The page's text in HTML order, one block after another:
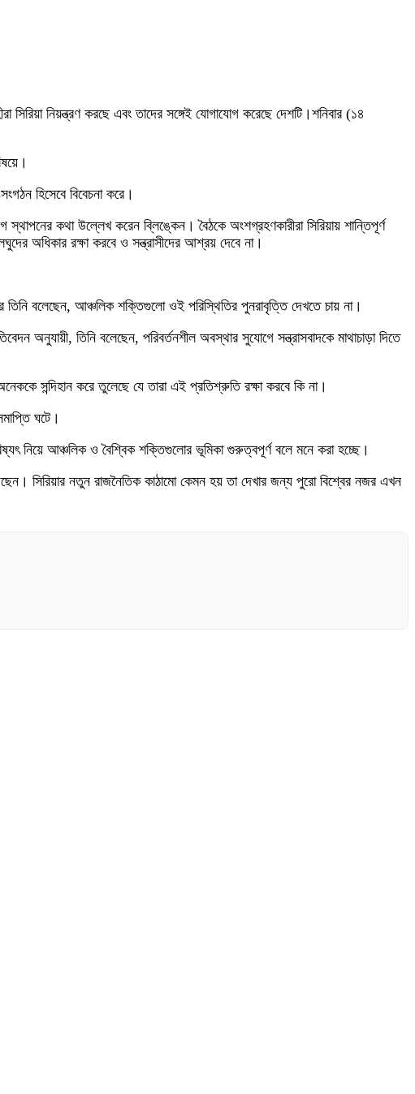
নিয়ন্ত্রণ করছে এবং তাদের সঙ্গেই যোগাযোগ করেছে দেশটি।শনিবার (১৪
হিসেবে বিবেচনা করে।
কথা উল্লেখ করেন ব্লিঙ্কেন। বৈঠকে অংশগ্রহণকারীরা সিরিয়ায় শান্তিপূর্ণ
অধিকার রক্ষা করবে ও সন্ত্রাসীদের আশ্রয় দেবে না।
তিনি বলেছেন, আঞ্চলিক শক্তিগুলো ওই পরিস্থিতির পুনরাবৃত্তি দেখতে চায় না।
অনুযায়ী, তিনি বলেছেন, পরিবর্তনশীল অবস্থার সুযোগে সন্ত্রাসবাদকে মাথাচাড়া দিতে
সন্দিহান করে তুলেছে যে তারা এই প্রতিশ্রুতি রক্ষা করবে কি না।
ঘটে।
নিয়ে আঞ্চলিক ও বৈশ্বিক শক্তিগুলোর ভূমিকা গুরুত্বপূর্ণ বলে মনে করা হচ্ছে।
সিরিয়ার নতুন রাজনৈতিক কাঠামো কেমন হয় তা দেখার জন্য পুরো বিশ্বের নজর এখন